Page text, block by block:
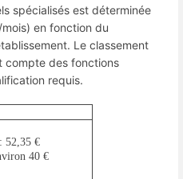
spécialisés est déterminée
en fonction du
Le classement
compte des fonctions
requis.
52,35 €
40 €